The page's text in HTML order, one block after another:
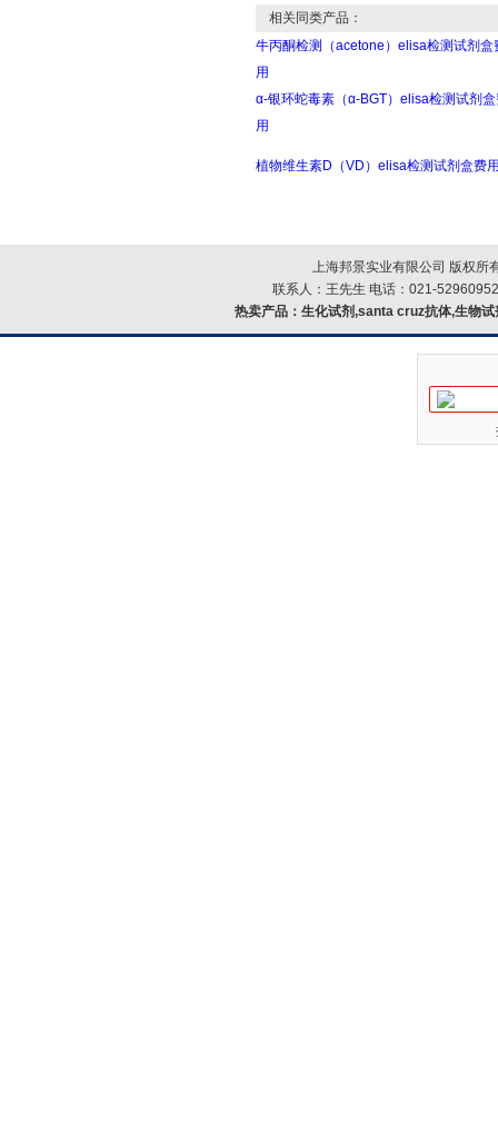
相关同类产品：
牛丙酮检测（acetone）elisa检测试剂盒
用
α-银环蛇毒素（α-BGT）elisa检测试剂
用
植物维生素D（VD）elisa检测试剂盒费
上海邦景实业有限公司 版权所
联系人：王先生 电话：021-
热卖产品： 生化试剂,santa cruz抗体,生物